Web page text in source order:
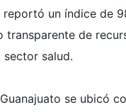
reportó un índice de
transparente de
salud.
se ubicó